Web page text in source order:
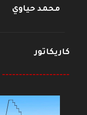
محمد حياوي
كاريكاتور
--------------------